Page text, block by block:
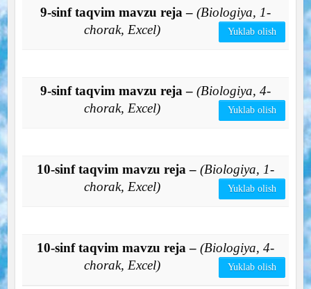
9-sinf taqvim mavzu reja – (Biologiya, 1-
chorak, Excel)
Yuklab olish
9-sinf taqvim mavzu reja – (Biologiya, 4-
chorak, Excel)
Yuklab olish
10-sinf taqvim mavzu reja – (Biologiya, 1-
chorak, Excel)
Yuklab olish
10-sinf taqvim mavzu reja – (Biologiya, 4-
chorak, Excel)
Yuklab olish